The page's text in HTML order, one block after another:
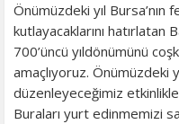
Önümüzdeki yıl Bursa’nın
kutlayacaklarını hatırlatan
700’üncü yıldönümünü
amaçlıyoruz. Önümüzdeki
düzenleyeceğimiz
Buraları yurt edinmemizi